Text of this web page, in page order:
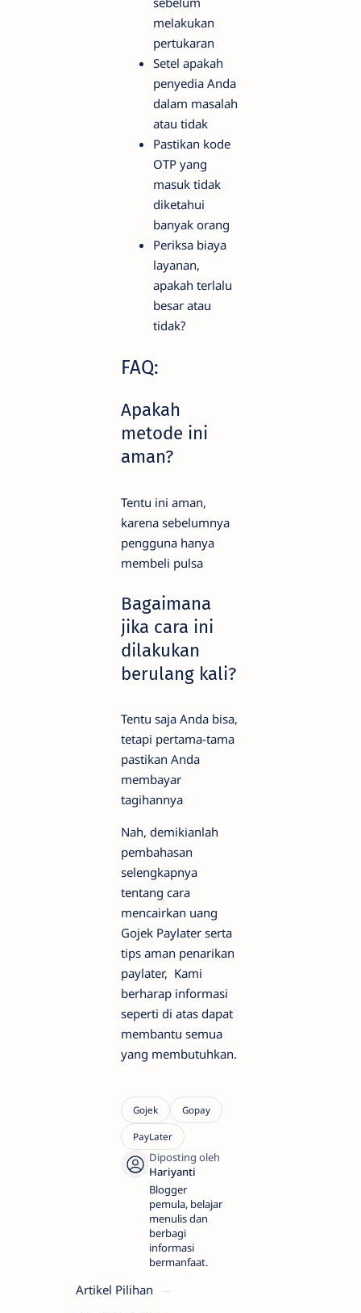
melakukan
pertukaran
Setel apakah
penyedia Anda
dalam masalah
atau tidak
Pastikan kode
OTP yang
masuk tidak
diketahui
banyak orang
Periksa biaya
layanan,
apakah terlalu
besar atau
tidak?
FAQ:
Apakah
metode ini
aman?
Tentu ini aman,
karena sebelumnya
pengguna hanya
membeli pulsa
Bagaimana
jika cara ini
dilakukan
berulang kali?
Tentu saja Anda bisa,
tetapi pertama-tama
pastikan Anda
membayar
tagihannya
Nah, demikianlah
pembahasan
selengkapnya
tentang cara
mencairkan uang
Gojek Paylater serta
tips aman penarikan
paylater, Kami
berharap informasi
seperti di atas dapat
membantu semua
yang membutuhkan.
Blogger
pemula, belajar
menulis dan
berbagi
informasi
bermanfaat.
Artikel Pilihan